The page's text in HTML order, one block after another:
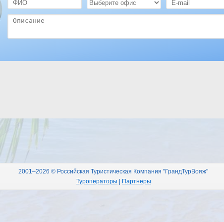
2001–2026 © Российская Туристическая Компания "ГрандТурВояж"
Туроператоры
Партнеры